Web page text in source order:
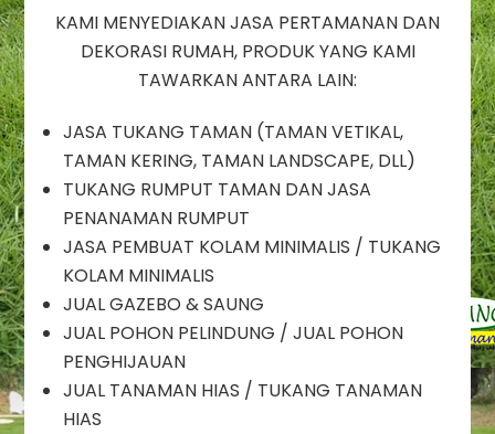
/
Tukang
Taman
Sentul
Jasa
Dekorasi
Taman
/
Jasa
Renovasi
Taman
/
Jasa
Pembuatan
KAMI MENYEDIAKAN JASA PERTAMANAN DAN
DEKORASI RUMAH, PRODUK YANG KAMI
TAWARKAN ANTARA LAIN:
JASA TUKANG TAMAN (TAMAN VETIKAL,
TAMAN KERING, TAMAN LANDSCAPE, DLL)
TUKANG RUMPUT TAMAN DAN JASA
PENANAMAN RUMPUT
JASA PEMBUAT KOLAM MINIMALIS / TUKANG
KOLAM MINIMALIS
JUAL GAZEBO & SAUNG
JUAL POHON PELINDUNG / JUAL POHON
PENGHIJAUAN
JUAL TANAMAN HIAS / TUKANG TANAMAN
HIAS